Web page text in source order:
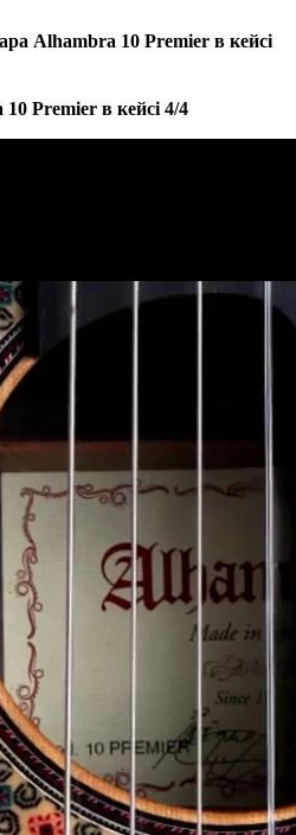
Alhambra 10 Premier в кейсі
Premier в кейсі 4/4